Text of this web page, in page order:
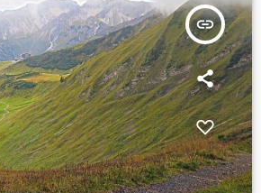
insert_link